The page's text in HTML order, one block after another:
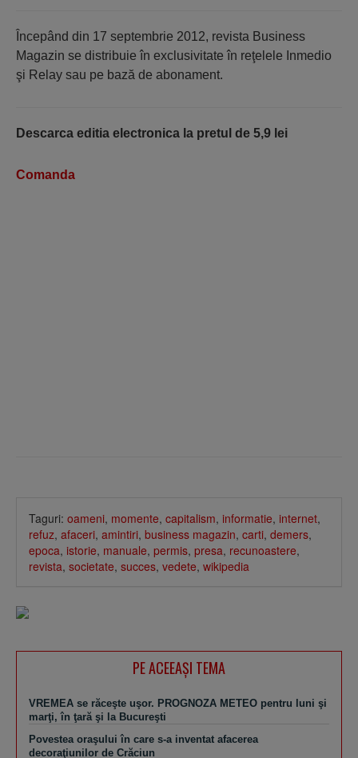
Începând din 17 septembrie 2012, revista Business
Magazin se distribuie în exclusivitate în reţelele Inmedio
şi Relay sau pe bază de abonament.
Descarca editia electronica la pretul de 5,9 lei
Comanda
Taguri: oameni, momente, capitalism, informatie, internet,
refuz, afaceri, amintiri, business magazin, carti, demers,
epoca, istorie, manuale, permis, presa, recunoastere,
revista, societate, succes, vedete, wikipedia
PE ACEEAŞI TEMA
VREMEA se răceşte uşor. PROGNOZA METEO pentru luni şi
marţi, în ţară şi la Bucureşti
Povestea oraşului în care s-a inventat afacerea
decoraţiunilor de Crăciun